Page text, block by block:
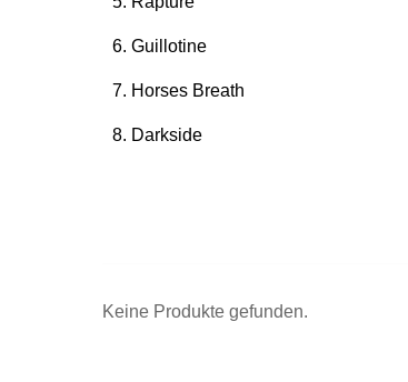
Guillotine
Horses Breath
Darkside
Keine Produkte gefunden.